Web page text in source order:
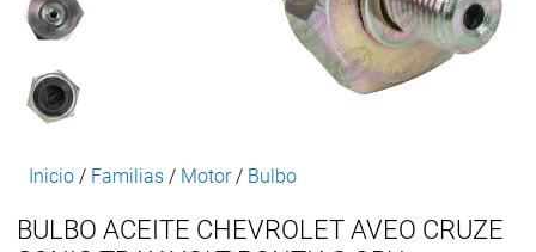
Inicio / Familias / Motor / Bulbo
BULBO ACEITE CHEVROLET AVEO CRUZE